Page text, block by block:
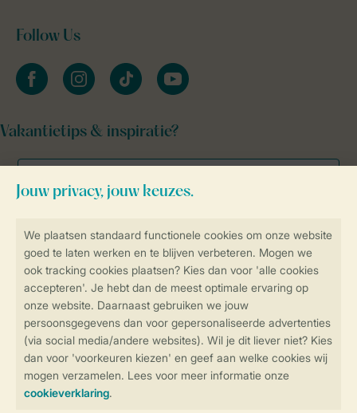
Controle over jouw gegevens &
Veilig en snel online boeken
Veilige gegevensoverdracht
Veilige betaling
Follow Us
facebookinstagramtiktok youtube
Vakantietips & inspiratie?